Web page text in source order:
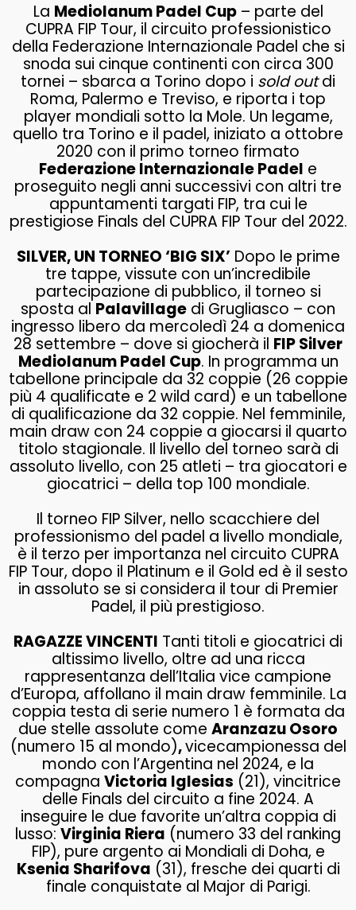
La Mediolanum Padel Cup– parte del
CUPRA FIP Tour, il circuito professionistico
della Federazione Internazionale Padel che si
snoda sui cinque continenti con circa 300
tornei – sbarca a Torino dopo i sold outdi
Roma, Palermo e Treviso, e riporta i top
player mondiali sotto la Mole. Un legame,
quello tra Torino e il padel, iniziato a ottobre
2020 con il primo torneo firmato
Federazione Internazionale Padel e
proseguito negli anni successivi con altri tre
appuntamenti targati FIP, tra cui le
prestigiose Finals del CUPRA FIP Tour del 2022.
SILVER, UN TORNEO ‘BIG SIX’ Dopo le prime
tre tappe, vissute con un’incredibile
partecipazione di pubblico, il torneo si
sposta al Palavillage di Grugliasco – con
ingresso libero da mercoledì 24 a domenica
28 settembre – dove si giocherà il FIP Silver
Mediolanum Padel Cup. In programma un
tabellone principale da 32 coppie (26 coppie
più 4 qualificate e 2 wild card) e un tabellone
di qualificazione da 32 coppie. Nel femminile,
main draw con 24 coppie a giocarsi il quarto
titolo stagionale. Il livello del torneo sarà di
assoluto livello, con 25 atleti – tra giocatori e
giocatrici – della top 100 mondiale.
Il torneo FIP Silver, nello scacchiere del
professionismo del padel a livello mondiale,
è il terzo per importanza nel circuito CUPRA
FIP Tour, dopo il Platinum e il Gold ed è il sesto
in assoluto se si considera il tour di Premier
Padel, il più prestigioso.
RAGAZZE VINCENTI Tanti titoli e giocatrici di
altissimo livello, oltre ad una ricca
rappresentanza dell’Italia vice campione
d’Europa, affollano il main draw femminile. La
coppia testa di serie numero 1 è formata da
due stelle assolute come Aranzazu Osoro
(numero 15 al mondo),vicecampionessa del
mondo con l’Argentina nel 2024, e la
compagna Victoria Iglesias (21), vincitrice
delle Finals del circuito a fine 2024. A
inseguire le due favorite un’altra coppia di
lusso: Virginia Riera (numero 33 del ranking
FIP), pure argento ai Mondiali di Doha, e
Ksenia Sharifova (31), fresche dei quarti di
finale conquistate al Major di Parigi.